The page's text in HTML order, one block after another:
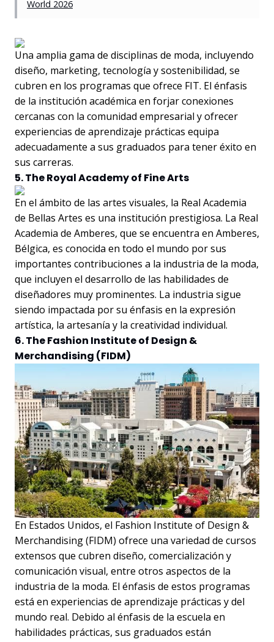
World 2026
Una amplia gama de disciplinas de moda, incluyendo
diseño, marketing, tecnología y sostenibilidad, se
cubren en los programas que ofrece FIT. El énfasis
de la institución académica en forjar conexiones
cercanas con la comunidad empresarial y ofrecer
experiencias de aprendizaje prácticas equipa
adecuadamente a sus graduados para tener éxito en
sus carreras.
5. The Royal Academy of Fine Arts
En el ámbito de las artes visuales, la Real Academia
de Bellas Artes es una institución prestigiosa. La Real
Academia de Amberes, que se encuentra en Amberes,
Bélgica, es conocida en todo el mundo por sus
importantes contribuciones a la industria de la moda,
que incluyen el desarrollo de las habilidades de
diseñadores muy prominentes. La industria sigue
siendo impactada por su énfasis en la expresión
artística, la artesanía y la creatividad individual.
6. The Fashion Institute of Design &
Merchandising (FIDM)
En Estados Unidos, el Fashion Institute of Design &
Merchandising (FIDM) ofrece una variedad de cursos
extensos que cubren diseño, comercialización y
comunicación visual, entre otros aspectos de la
industria de la moda. El énfasis de estos programas
está en experiencias de aprendizaje prácticas y del
mundo real. Debido al énfasis de la escuela en
habilidades prácticas, sus graduados están